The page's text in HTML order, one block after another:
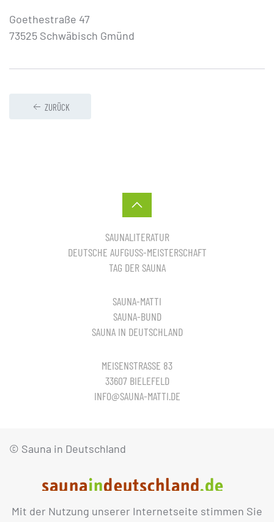
Mit der Nutzung unserer Internetseite stimmen Sie
Goethestraße 47
73525 Schwäbisch Gmünd
ZURÜCK
SAUNALITERATUR
DEUTSCHE AUFGUSS-MEISTERSCHAFT
TAG DER SAUNA
SAUNA-MATTI
SAUNA-BUND
SAUNA IN DEUTSCHLAND
MEISENSTRASSE 83
33607 BIELEFELD
INFO@SAUNA-MATTI.DE
© Sauna in Deutschland